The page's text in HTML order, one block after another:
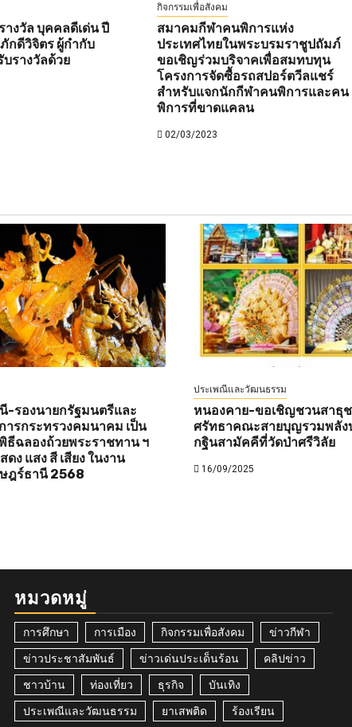
างวัล บุคคลดีเด่น ปี
กดีวิจิตร ผู้กำกับ
รางวัลด้วย
กิจกรรมเพื่อสังคม
สมาคมกีฬาคนพิการแห่ง
ประเทศไทยในพระบรมราชูปถัมภ์
ขอเชิญร่วมบริจาคเพื่อสมทบทุน
โครงการจัดซื้อรถสปอร์ตวีลแชร์
สำหรับแจกนักกีฬาคนพิการและคน
พิการที่ขาดแคลน
02/03/2023
-รองนายกรัฐมนตรีและ
ารกระทรวงคมนาคม เป็น
ธีฉลองถ้วยพระราชทาน ฯ
ง แสง สี เสียง ในงาน
ฎร์ธานี 2568
ประเพณีและวัฒนธรรม
หนองคาย-ขอเชิญชวนสาธุ
ศรัทธาคณะสายบุญรวมพลั
กฐินสามัคคีที่วัดป่าศรีวิลัย
16/09/2025
หมวดหมู่
การศึกษา การเมือง กิจกรรมเพื่อสังคม ข่าวกีฬา
ข่าวประชาสัมพันธ์ ข่าวเด่นประเด็นร้อน คลิปข่าว
ชาวบ้าน ท่องเที่ยว ธุรกิจ บันเทิง
ประเพณีและวัฒนธรรม ยาเสพติด ร้องเรียน